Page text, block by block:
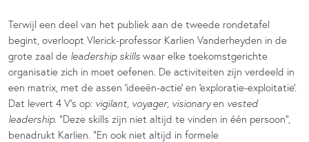
Terwijl een deel van het publiek aan de tweede rondetafel
begint, overloopt Vlerick-professor Karlien Vanderheyden in de
grote zaal de leadership skills waar elke toekomstgerichte
organisatie zich in moet oefenen. De activiteiten zijn verdeeld in
een matrix, met de assen ‘ideeën-actie’ en ‘exploratie-exploitatie’.
Dat levert 4 V’s op: vigilant voyager, visionaryen vested
leadership. “Deze skills zijn niet altijd te vinden in één persoon”,
benadrukt Karlien. “En ook niet altijd in formele